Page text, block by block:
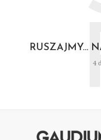
RUSZAJMY…
4